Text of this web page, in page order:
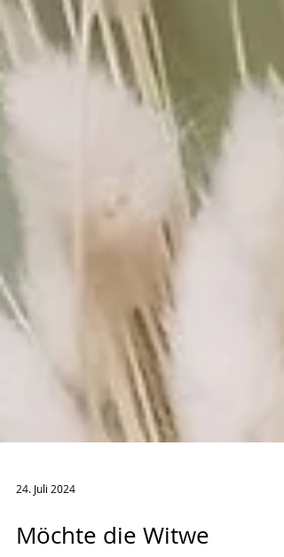
24. Juli 2024